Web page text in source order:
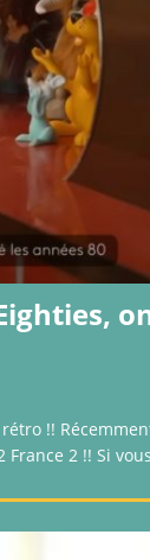
!!
France 2 !! Si